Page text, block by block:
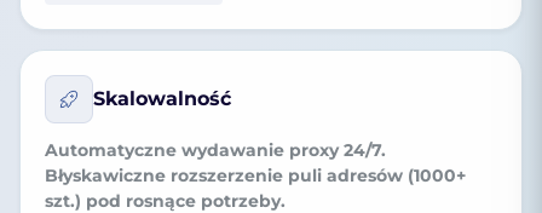
Skalowalność
Automatyczne wydawanie proxy 24/7.
Błyskawiczne rozszerzenie puli adresów (1000+
szt.) pod rosnące potrzeby.